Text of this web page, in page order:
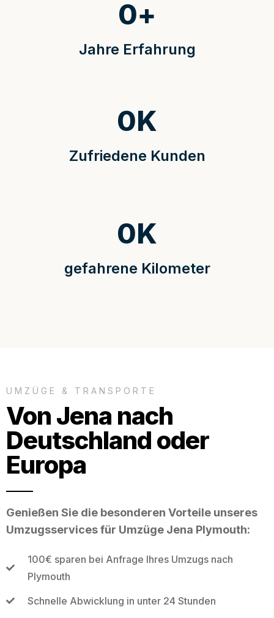
Jahre Erfahrung
0+
Zufriedene Kunden
0K
gefahrene Kilometer
0K
UMZÜGE & TRANSPORTE
Von Jena nach
Deutschland oder
Europa
Genießen Sie die besonderen Vorteile unseres
Umzugsservices für Umzüge Jena Plymouth:
100€ sparen bei Anfrage Ihres Umzugs nach
Plymouth
Schnelle Abwicklung in unter 24 Stunden